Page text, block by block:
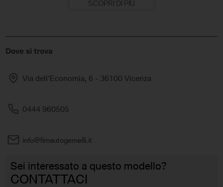
SCOPRI DI PIÙ
Dove si trova
Via dell'Economia, 6 - 36100 Vicenza
0444 960505
info@fimautogemelli.it
Sei interessato a questo modello?
CONTATTACI